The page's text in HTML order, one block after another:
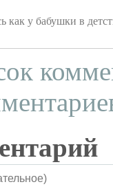
как у бабушки в